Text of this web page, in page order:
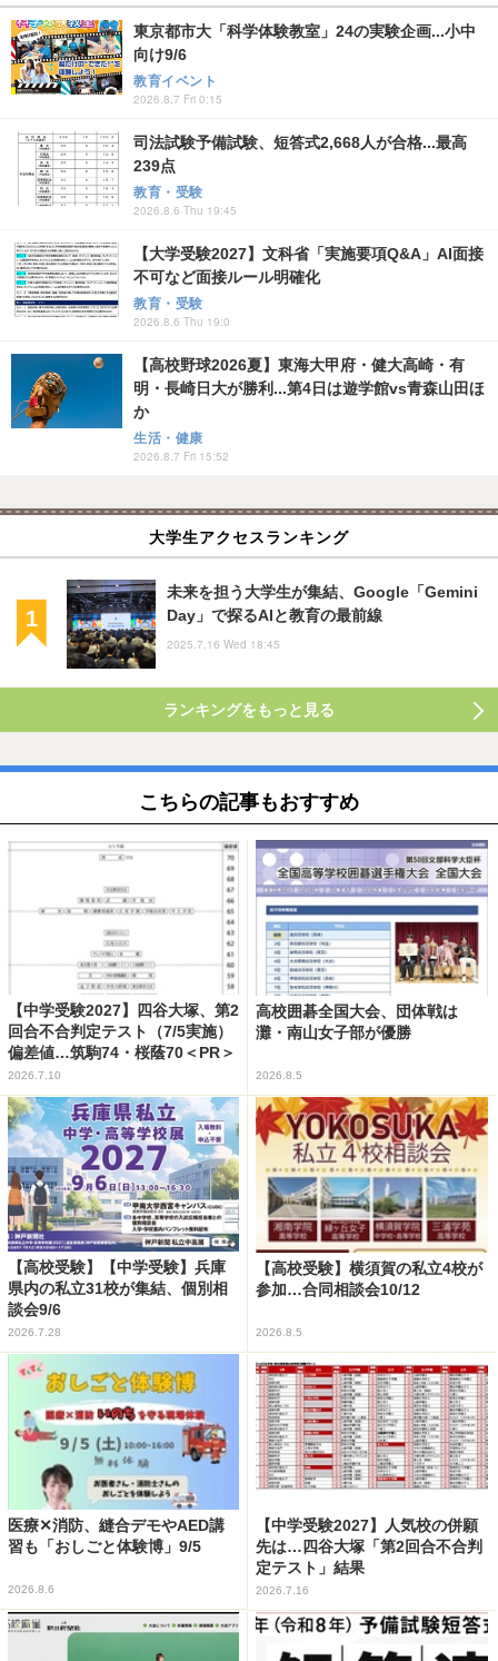
東京都市大「科学体験教室」24の実験企画...小中
向け9/6
教育イベント
2026.8.7 Fri 0:15
司法試験予備試験、短答式2,668人が合格...最高
239点
教育・受験
2026.8.6 Thu 19:45
【大学受験2027】文科省「実施要項Q&A」AI面接
不可など面接ルール明確化
教育・受験
2026.8.6 Thu 19:0
【高校野球2026夏】東海大甲府・健大高崎・有
明・長崎日大が勝利...第4日は遊学館vs青森山田ほ
か
生活・健康
2026.8.7 Fri 15:52
大学生アクセスランキング
未来を担う大学生が集結、Google「Gemini
Day」で探るAIと教育の最前線
2025.7.16 Wed 18:45
ランキングをもっと見る
こちらの記事もおすすめ
【中学受験2027】四谷大塚、第2
回合不合判定テスト（7/5実施）
偏差値…筑駒74・桜蔭70＜PR＞
2026.7.10
高校囲碁全国大会、団体戦は
灘・南山女子部が優勝
2026.8.5
【高校受験】【中学受験】兵庫
県内の私立31校が集結、個別相
談会9/6
2026.7.28
【高校受験】横須賀の私立4校が
参加…合同相談会10/12
2026.8.5
医療✕消防、縫合デモやAED講
習も「おしごと体験博」9/5
2026.8.6
【中学受験2027】人気校の併願
先は…四谷大塚「第2回合不合判
定テスト」結果
2026.7.16